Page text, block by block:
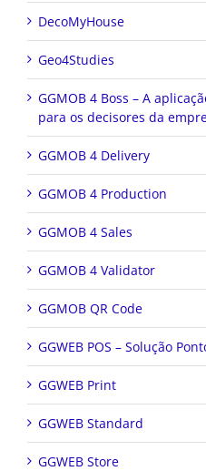
DecoMyHouse
Geo4Studies
GGMOB 4 Boss – A
para os decisores da
GGMOB 4 Delivery
GGMOB 4 Production
GGMOB 4 Sales
GGMOB 4 Validator
GGMOB QR Code
GGWEB POS – Solução
GGWEB Print
GGWEB Standard
GGWEB Store